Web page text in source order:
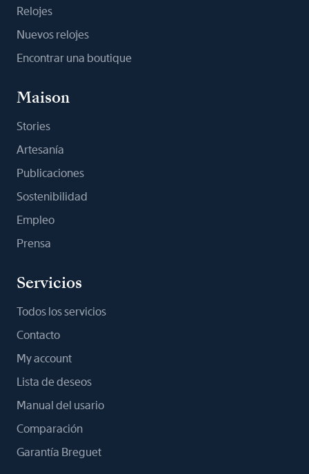
Relojes
Nuevos relojes
Encontrar una boutique
Maison
Stories
Artesanía
Publicaciones
Sostenibilidad
Empleo
Prensa
Servicios
Todos los servicios
Contacto
My account
Lista de deseos
Manual del usario
Comparación
Garantía Breguet